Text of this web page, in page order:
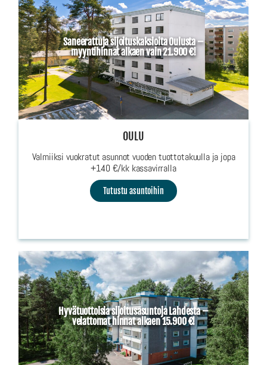
Saneerattuja sijoituskaksioita Oulusta –
myyntihinnat alkaen vain 21.900 €!
OULU
Valmiiksi vuokratut asunnot vuoden tuottotakuulla ja jopa
+140 €/kk kassavirralla
Tutustu asuntoihin
Hyvätuottoisia sijoitusasuntoja Lahdesta –
velattomat hinnat alkaen 15.900 €!